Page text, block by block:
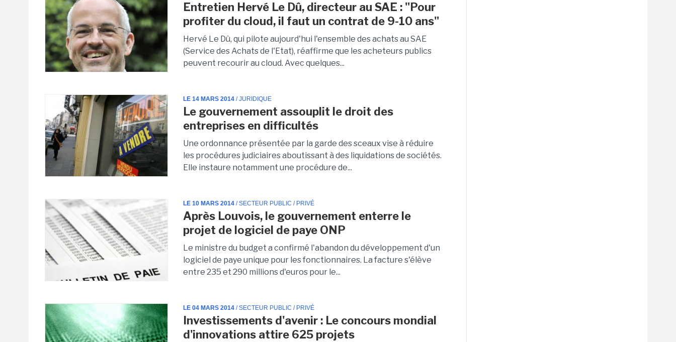
Entretien Hervé Le Dû, directeur au SAE : "Pour
profiter du cloud, il faut un contrat de 9-10 ans"
Hervé Le Dû, qui pilote aujourd'hui l'ensemble des achats au SAE
(Service des Achats de l'Etat), réaffirme que les acheteurs publics
peuvent recourir au cloud. Avec quelques...
LE 14 MARS 2014 / JURIDIQUE
Le gouvernement assouplit le droit des
entreprises en difficultés
Une ordonnance présentée par la garde des sceaux vise à réduire
les procédures judiciaires aboutissant à des liquidations de sociétés.
Elle instaure notamment une procédure de...
LE 10 MARS 2014 / SECTEUR PUBLIC / PRIVÉ
Après Louvois, le gouvernement enterre le
projet de logiciel de paye ONP
Le ministre du budget a confirmé l'abandon du développement d'un
logiciel de paye unique pour les fonctionnaires. La facture s'élève
entre 235 et 290 millions d'euros pour le...
LE 04 MARS 2014 / SECTEUR PUBLIC / PRIVÉ
Investissements d'avenir : Le concours mondial
d'innovations attire 625 projets